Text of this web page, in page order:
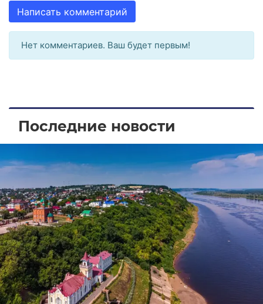
Написать комментарий
Нет комментариев. Ваш будет первым!
Последние новости